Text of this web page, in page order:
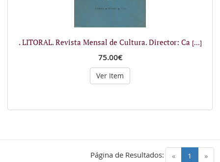
. LITORAL. Revista Mensal de Cultura. Director: Ca [...]
75.00€
Ver Item
« 1 (current)
»
Página de Resultados: